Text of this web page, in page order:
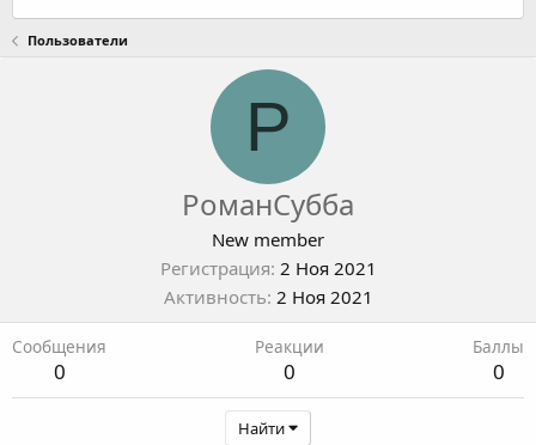
Пользователи
Р
РоманСубба
New member
Регистрация 2 Ноя 2021
Активность 2 Ноя 2021
Сообщения
0
Реакции
0
Баллы
0
Найти